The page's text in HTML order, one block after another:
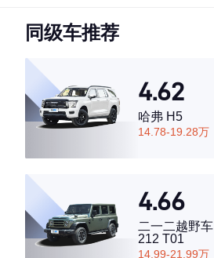
·外观表现较为优秀，优于78%同级车
·空间表现一般，低于68%同级车
同级车推荐
4.62
哈弗 H5
14.78-19.28万
4.66
二一二越野车
212 T01
14.99-21.99万